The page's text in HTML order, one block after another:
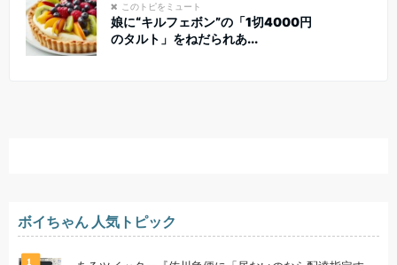
このトピをミュート
娘に“キルフェボン”の「1切4000円
のタルト」をねだられあ...
ボイちゃん 人気トピック
1